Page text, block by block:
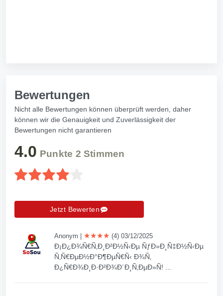
Bewertungen
Nicht alle Bewertungen können überprüft werden, daher
können wir die Genauigkeit und Zuverlässigkeit der
Bewertungen nicht garantieren
4.0 Punkte 2 Stimmen
Jetzt Bewerten
Anonym ★★★★ (4) 03/12/2025
Ð¡Ð¿Ð¾Ñ€Ñ‚Ð¸Ð²Ð½Ñ‹Ðµ ÑƒÐ»Ð¸Ñ‡Ð½Ñ‹Ðµ
Ñ‚Ñ€ÐµÐ½Ð°Ð¶ÐµÑ€Ñ‹ Ð¾Ñ‚
Ð¿Ñ€Ð¾Ð¸Ð·Ð²Ð¾Ð´Ð¸Ñ‚ÐµÐ»Ñ! ...